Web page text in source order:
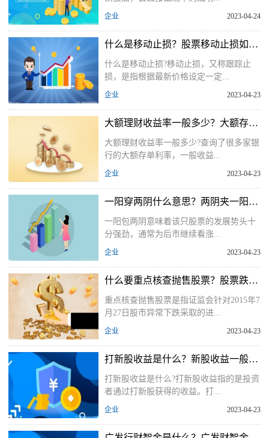
企业 2023-04-24
什么是移动止损？股票移动止损如何操作？
什么是移动止损?移动止损，又称跟踪止
损，是指根据最新价格设定一定...
企业 2023-04-23
大额理财收益率一般多少？大额存单和理财产品的区别
大额理财收益率一般多少?查询了很多家银
行的大额存单利率，一般收益...
企业 2023-04-23
一阳穿两阴什么意思？两阴夹一阳洗盘特征
一阳包两阴意味着该只股票的发展势头十
分强劲，通常为后市继续看涨...
企业 2023-04-23
什么要重点核查抛售股票？股票跌是因为抛售吗？
重点核查抛售股票是指证监会针对2015年7
月27日股市异常下跌采取的进...
企业 2023-04-23
打新股收益是什么？新股收益一般多少？
打新股收益是什么?打新股收益指的是投资
者通过打新股获得的收益。打...
企业 2023-04-23